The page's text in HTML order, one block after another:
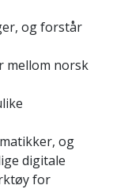
og forstår
mellom norsk
og
digitale
for